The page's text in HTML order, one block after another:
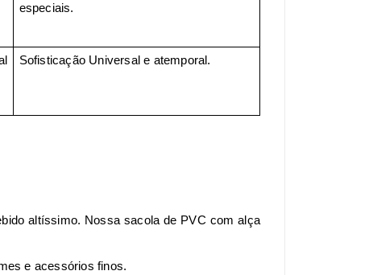
especiais.
Sofisticação Universal e atemporal.
altíssimo. Nossa sacola de PVC com alça
e acessórios finos.